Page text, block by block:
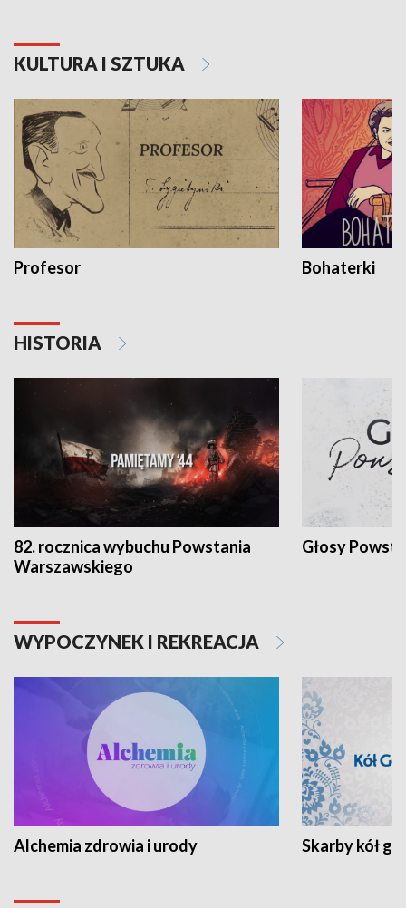
KULTURA I SZTUKA
Profesor Bohaterki
HISTORIA
82. rocznica wybuchu Powstania
Warszawskiego
Głosy
WYPOCZYNEK I REKREACJA
Alchemia zdrowia i urody Skarby kół